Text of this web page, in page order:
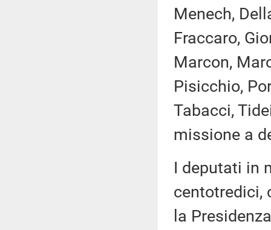
Menech,
Fraccaro,
Marcon,
Pisicchio,
Tabacci,
missione a
I deputati in
centotredici,
la